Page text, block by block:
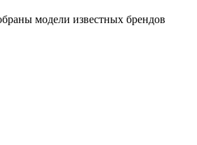
модели известных брендов